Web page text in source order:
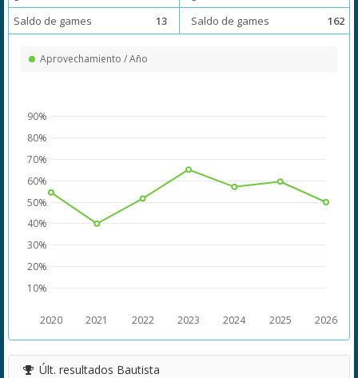
Saldo de games
13
Saldo de games
162
Aprovechamiento / Año
2020 2021 2022 2023 2024 2025 2026
10%
20%
30%
40%
50%
60%
70%
80%
90%
Últ. resultados Bautista